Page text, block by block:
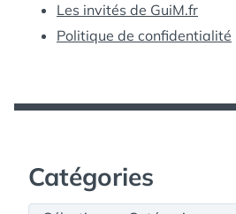
Les invités de GuiM.fr
Politique de confidentialité
Catégories